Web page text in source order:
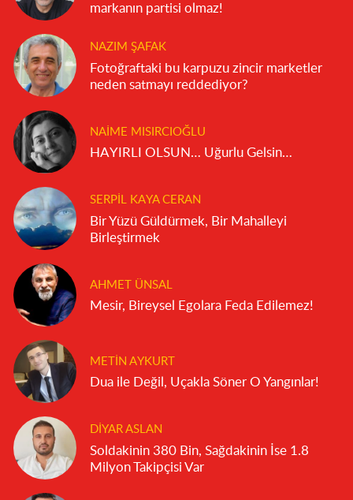
markanın partisi olmaz!
NAZIM ŞAFAK
Fotoğraftaki bu karpuzu zincir marketler
neden satmayı reddediyor?
NAIME MISIRCIOĞLU
HAYIRLI OLSUN… Uğurlu Gelsin…
SERPIL KAYA CERAN
Bir Yüzü Güldürmek, Bir Mahalleyi
Birleştirmek
AHMET ÜNSAL
Mesir, Bireysel Egolara Feda Edilemez!
METIN AYKURT
Dua ile Değil, Uçakla Söner O Yangınlar!
DIYAR ASLAN
Soldakinin 380 Bin, Sağdakinin İse 1.8
Milyon Takipçisi Var